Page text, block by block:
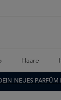
Haare
NEUES